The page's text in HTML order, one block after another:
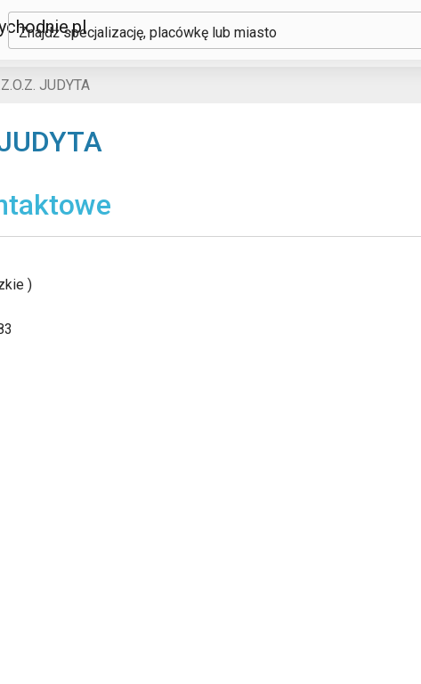
Znajdź specjalizację, placówkę lub miasto
JUDYTA
)